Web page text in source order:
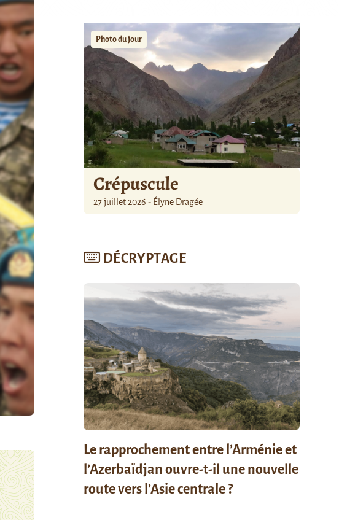
Photo du jour
Crépuscule
27 juillet 2026 - Élyne Dragée
DÉCRYPTAGE
Le rapprochement entre l’Arménie et
l’Azerbaïdjan ouvre-t-il une nouvelle
route vers l’Asie centrale ?